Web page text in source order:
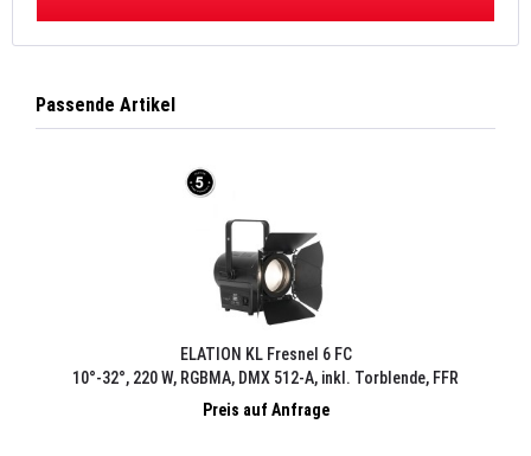
Passende Artikel
ELATION KL Fresnel 6 FC
10°-32°, 220 W, RGBMA, DMX 512-A, inkl. Torblende, FFR
Preis auf Anfrage